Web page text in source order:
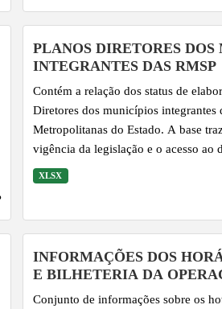
PLANOS DIRETORES
INTEGRANTES DAS RMSP
Contém a relação dos status de
Diretores dos municípios integrantes
Metropolitanas do Estado. A base
vigência da legislação e o acesso ao
XLSX
INFORMAÇÕES DOS
E BILHETERIA DA
ESTRADA DE...
Conjunto de informações sobre os